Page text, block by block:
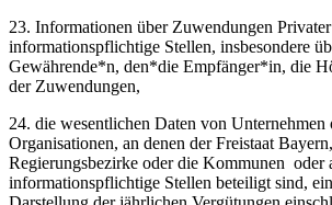
23. Informationen über Zuwendungen
informationspflichtige Stellen, insbesondere
Gewährende*n, den*die Empfänger*in, die
der Zuwendungen,
24. die wesentlichen Daten von Unternehmen
Organisationen, an denen der Freistaat
Regierungsbezirke oder die Kommunen oder
informationspflichtige Stellen beteiligt sind,